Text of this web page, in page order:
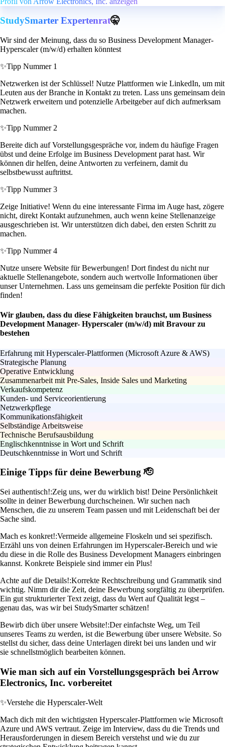
StudySmarter Expertenrat🤫
Wir sind der Meinung, dass du so Business Development Manager-
Hyperscaler (m/w/d) erhalten könntest
✨Tipp Nummer 1
Netzwerken ist der Schlüssel! Nutze Plattformen wie LinkedIn, um mit
Leuten aus der Branche in Kontakt zu treten. Lass uns gemeinsam dein
Netzwerk erweitern und potenzielle Arbeitgeber auf dich aufmerksam
machen.
✨Tipp Nummer 2
Bereite dich auf Vorstellungsgespräche vor, indem du häufige Fragen
übst und deine Erfolge im Business Development parat hast. Wir
können dir helfen, deine Antworten zu verfeinern, damit du
selbstbewusst auftrittst.
✨Tipp Nummer 3
Zeige Initiative! Wenn du eine interessante Firma im Auge hast, zögere
nicht, direkt Kontakt aufzunehmen, auch wenn keine Stellenanzeige
ausgeschrieben ist. Wir unterstützen dich dabei, den ersten Schritt zu
machen.
✨Tipp Nummer 4
Nutze unsere Website für Bewerbungen! Dort findest du nicht nur
aktuelle Stellenangebote, sondern auch wertvolle Informationen über
unser Unternehmen. Lass uns gemeinsam die perfekte Position für dich
finden!
Wir glauben, dass du diese Fähigkeiten brauchst, um Business
Development Manager- Hyperscaler (m/w/d) mit Bravour zu
bestehen
Erfahrung mit Hyperscaler-Plattformen (Microsoft Azure & AWS)
Strategische Planung
Operative Entwicklung
Zusammenarbeit mit Pre-Sales, Inside Sales und Marketing
Verkaufskompetenz
Kunden- und Serviceorientierung
Netzwerkpflege
Kommunikationsfähigkeit
Selbständige Arbeitsweise
Technische Berufsausbildung
Englischkenntnisse in Wort und Schrift
Deutschkenntnisse in Wort und Schrift
Einige Tipps für deine Bewerbung 🫡
Sei authentisch!:Zeig uns, wer du wirklich bist! Deine Persönlichkeit
sollte in deiner Bewerbung durchscheinen. Wir suchen nach
Menschen, die zu unserem Team passen und mit Leidenschaft bei der
Sache sind.
Mach es konkret!:Vermeide allgemeine Floskeln und sei spezifisch.
Erzähl uns von deinen Erfahrungen im Hyperscaler-Bereich und wie
du diese in die Rolle des Business Development Managers einbringen
kannst. Konkrete Beispiele sind immer ein Plus!
Achte auf die Details!:Korrekte Rechtschreibung und Grammatik sind
wichtig. Nimm dir die Zeit, deine Bewerbung sorgfältig zu überprüfen.
Ein gut strukturierter Text zeigt, dass du Wert auf Qualität legst –
genau das, was wir bei StudySmarter schätzen!
Bewirb dich über unsere Website!:Der einfachste Weg, um Teil
unseres Teams zu werden, ist die Bewerbung über unsere Website. So
stellst du sicher, dass deine Unterlagen direkt bei uns landen und wir
sie schnellstmöglich bearbeiten können.
Wie man sich auf ein Vorstellungsgespräch bei Arrow
Electronics, Inc. vorbereitet
✨Verstehe die Hyperscaler-Welt
Mach dich mit den wichtigsten Hyperscaler-Plattformen wie Microsoft
Azure und AWS vertraut. Zeige im Interview, dass du die Trends und
Herausforderungen in diesem Bereich verstehst und wie du zur